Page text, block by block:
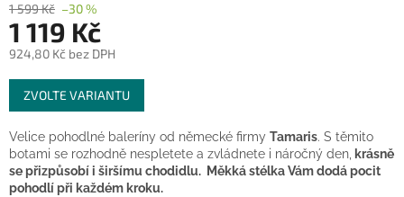
1 599 Kč –30 %
1 119 Kč
924,80 Kč bez DPH
Měrná
cena:
ZVOLTE VARIANTU
Velice pohodlné baleríny od německé firmy Tamaris. S těmito
botami se rozhodně nespletete a zvládnete i náročný den, krásně
se přizpůsobí i širšímu chodidlu. Měkká stélka Vám dodá pocit
pohodlí při každém kroku.